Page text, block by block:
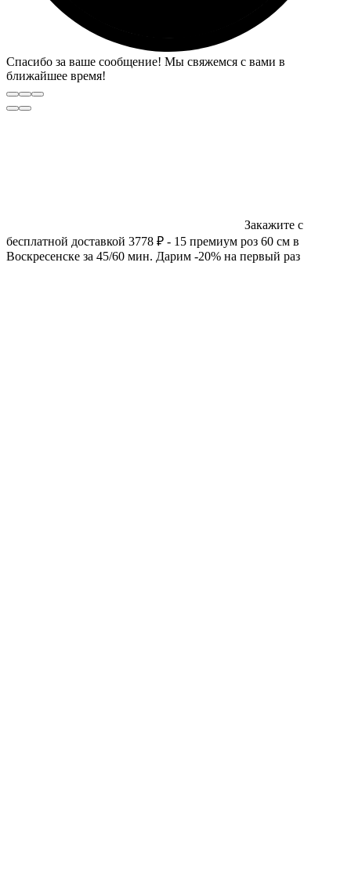
Спасибо за ваше сообщение! Мы свяжемся с вами в
ближайшее время!
Закажите с
бесплатной доставкой 3778 ₽ - 15 премиум роз 60 см в
Воскресенске за 45/60 мин. Дарим -20% на первый раз